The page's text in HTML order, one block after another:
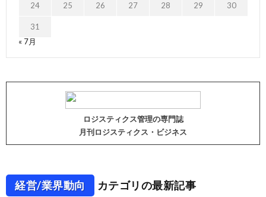
24 25 26 27 28 29 30
31
« 7月
ロジスティクス管理の専門誌
月刊ロジスティクス・ビジネス
経営/業界動向 カテゴリの最新記事